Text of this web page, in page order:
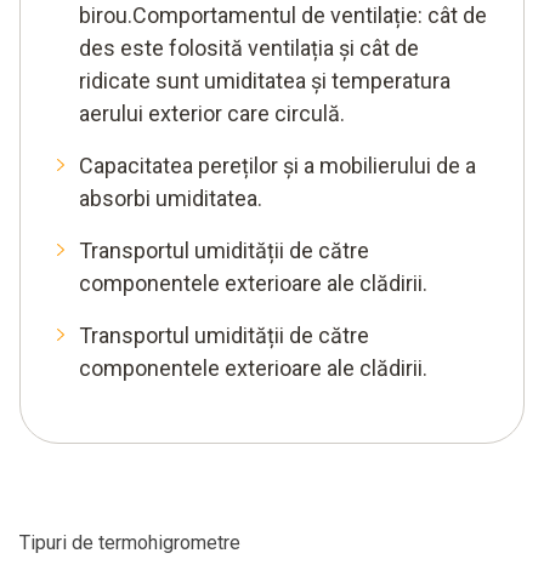
birou.Comportamentul de ventilație: cât de
des este folosită ventilația și cât de
ridicate sunt umiditatea și temperatura
aerului exterior care circulă.
Capacitatea pereților și a mobilierului de a
absorbi umiditatea.
Transportul umidității de către
componentele exterioare ale clădirii.
Transportul umidității de către
componentele exterioare ale clădirii.
Tipuri de termohigrometre